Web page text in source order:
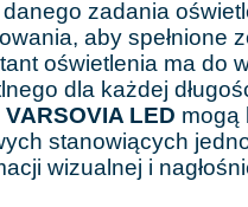
zadania
aby spełnione
oświetlenia ma do
dla każdej
VARSOVIA LED mogą
stanowiących
wizualnej i